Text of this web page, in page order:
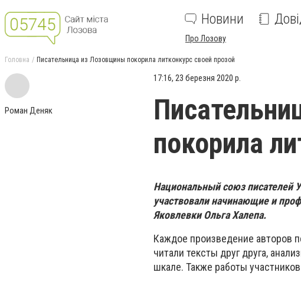
Новини
Про Лозову
Головна Писательница из Лозовщины покорила литконкурс своей прозой
Роман Деняк
17:16, 23 березня 2020 р.
покорила
Национальныйсоюзписателей
участвовали начинающие и
Яковлевки Ольга Халепа.
Каждое произведение авторов
читали тексты друг друга,
шкале. Также работы